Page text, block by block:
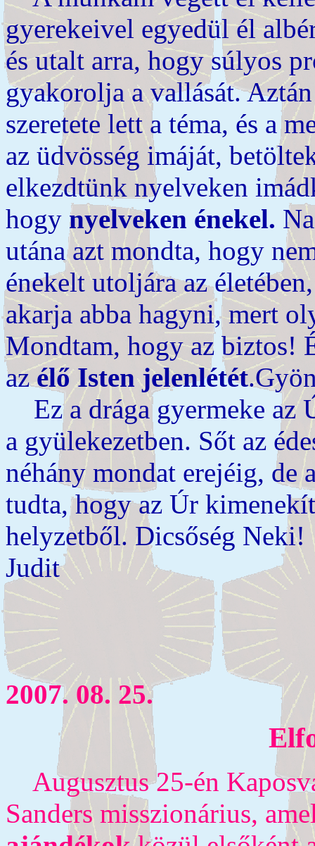
gyerekeivel egyedül él
és utalt arra, hogy súlyos
gyakorolja a vallását.
szeretete lett a téma, és a
az üdvösség imáját,
elkezdtünk nyelveken
hogy nyelveken énekel.
utána azt mondta, hogy
énekelt utoljára az
akarja abba hagyni, mert
Mondtam, hogy az biztos!
azélő Isten jelenlétét
Ez a drága gyermeke az
a gyülekezetben. Sőt az
néhány mondat erejéig,
tudta, hogy az Úr
helyzetből. Dicsőség Neki!
Judit
2007. 08. 25.
Augusztus 25-én
Sanders misszionárius,